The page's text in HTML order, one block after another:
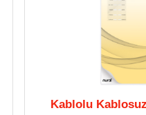
Kablolu